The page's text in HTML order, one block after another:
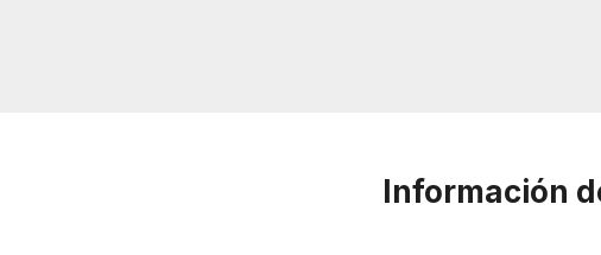
Información